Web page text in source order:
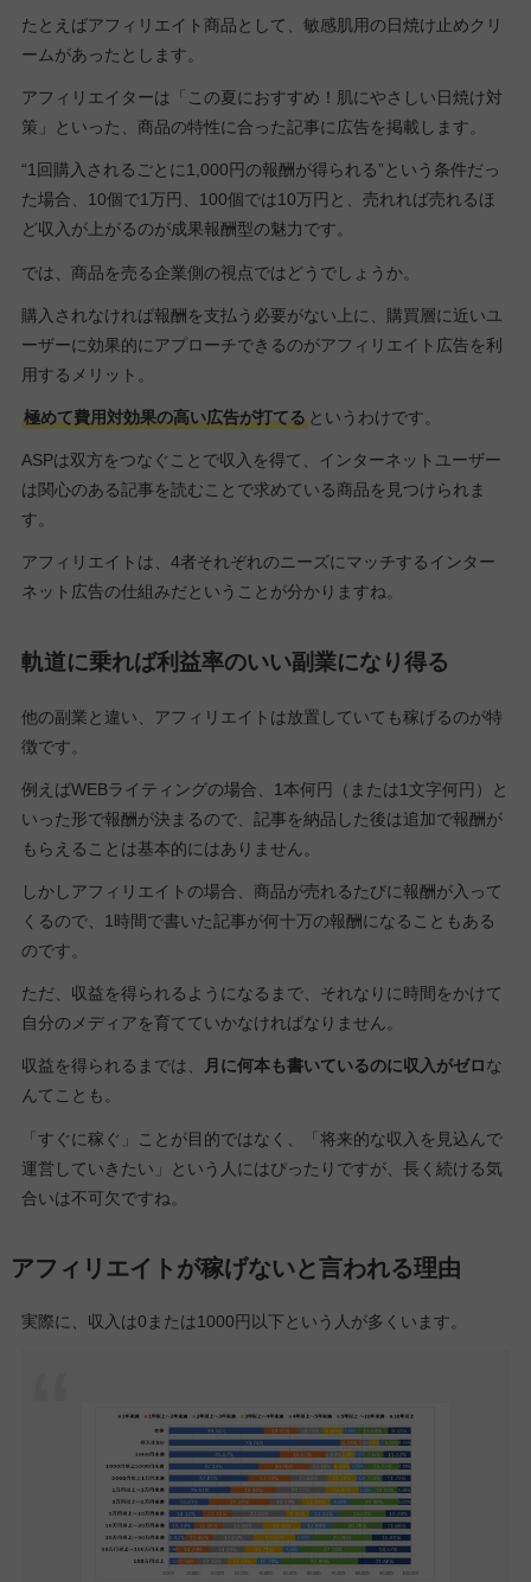
たとえばアフィリエイト商品として、敏感肌用の日焼け止めクリ
ームがあったとします。
アフィリエイターは「この夏におすすめ！肌にやさしい日焼け対
策」といった、商品の特性に合った記事に広告を掲載します。
“1回購入されるごとに1,000円の報酬が得られる”という条件だっ
た場合、10個で1万円、100個では10万円と、売れれば売れるほ
ど収入が上がるのが成果報酬型の魅力です。
では、商品を売る企業側の視点ではどうでしょうか。
購入されなければ報酬を支払う必要がない上に、購買層に近いユ
ーザーに効果的にアプローチできるのがアフィリエイト広告を利
用するメリット。
極めて費用対効果の高い広告が打てるというわけです。
ASPは双方をつなぐことで収入を得て、インターネットユーザー
は関心のある記事を読むことで求めている商品を見つけられま
す。
アフィリエイトは、4者それぞれのニーズにマッチするインター
ネット広告の仕組みだということが分かりますね。
軌道に乗れば利益率のいい副業になり得る
他の副業と違い、アフィリエイトは放置していても稼げるのが特
徴です。
例えばWEBライティングの場合、1本何円（または1文字何円）と
いった形で報酬が決まるので、記事を納品した後は追加で報酬が
もらえることは基本的にはありません。
しかしアフィリエイトの場合、商品が売れるたびに報酬が入って
くるので、1時間で書いた記事が何十万の報酬になることもある
のです。
ただ、収益を得られるようになるまで、それなりに時間をかけて
自分のメディアを育てていかなければなりません。
収益を得られるまでは、 月に何本も書いているのに収入がゼロな
んてことも。
「すぐに稼ぐ」ことが目的ではなく、「将来的な収入を見込んで
運営していきたい」という人にはぴったりですが、長く続ける気
合いは不可欠ですね。
アフィリエイトが稼げないと言われる理由
実際に、収入は0または1000円以下という人が多くいます。